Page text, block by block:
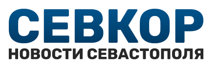
content